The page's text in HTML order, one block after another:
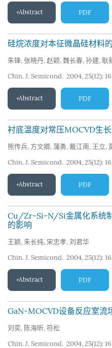
Abstract PDF
硅烷浓度对本征微晶硅材料
朱锋, 张晓丹, 赵颖, 魏长春, 孙建, 耿
Chin. J. Semicond. 2004, 25(12):
Abstract PDF
衬底温度对常压MOCVD生
熊传兵, 方文卿, 蒲勇, 戴江南, 王立,
Chin. J. Semicond. 2004, 25(12):
Abstract PDF
Cu/Zr-Si-N/Si金属化系统
的影响
王颖, 朱长纯, 宋忠孝, 刘君华
Chin. J. Semicond. 2004, 25(12):
Abstract PDF
GaN-MOCVD设备反应室流
刘奕, 陈海昕, 符松
Chin. J. Semicond. 2004, 25(12):